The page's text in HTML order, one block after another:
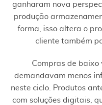
ganharam nova
produção
forma, isso altera o
cliente também
Compras de baixo
demandavam menos
neste ciclo. Produtos
com soluções digitais,